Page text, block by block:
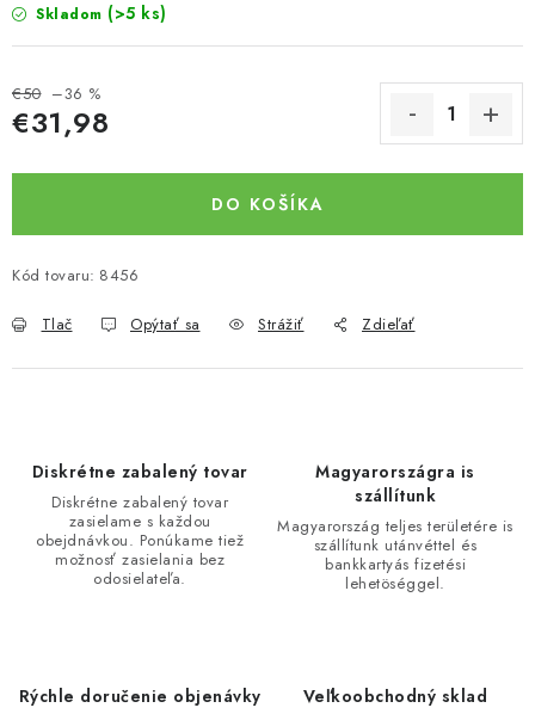
Skladom (>5 ks)
€50 –36 %
€31,98
DO KOŠÍKA
Kód tovaru: 8456
Tlač Opýtať sa Strážiť Zdieľať
Diskrétne zabalený tovar
Diskrétne zabalený tovar
zasielame s každou
obejdnávkou. Ponúkame tiež
možnosť zasielania bez
odosielateľa.
Magyarországra is
szállítunk
Magyarország teljes területére is
szállítunk utánvéttel és
bankkartyás fizetési
lehetöséggel.
Rýchle doručenie objenávky Veľkoobchodný sklad